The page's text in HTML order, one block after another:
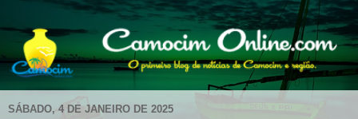
SÁBADO, 4 DE JANEIRO DE 2025